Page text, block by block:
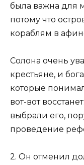
была важна для
потому что
кораблям в
Солона очень
крестьяне, и
которые
вот-вот
выбрали его,
проведение
2. Он отменил